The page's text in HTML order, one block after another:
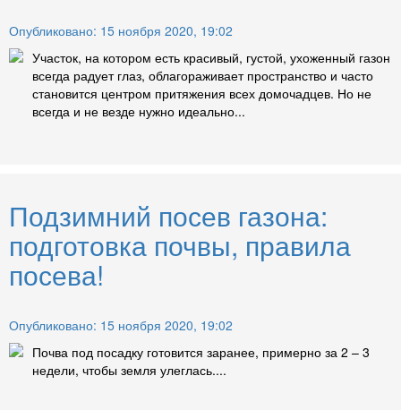
Опубликовано: 15 ноября 2020, 19:02
Участок, на котором есть красивый, густой, ухоженный газон
всегда радует глаз, облагораживает пространство и часто
становится центром притяжения всех домочадцев. Но не
всегда и не везде нужно идеально...
Подзимний посев газона:
подготовка почвы, правила
посева!
Опубликовано: 15 ноября 2020, 19:02
Почва под посадку готовится заранее, примерно за 2 – 3
недели, чтобы земля улеглась....